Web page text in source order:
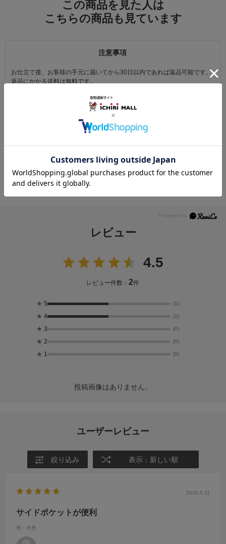
この商品を見た人は
こちらの商品も見ています
注意事項
お仕立て後、お客様の手元に届いてから30日以内であれば返品可能です。
返品にかかる送料は無料です。
・商品到着後31日以上経過した商品
・お客様の元で、傷または破損が生じた商品
・1点あたり20万円以上の商品でお客様の寸法にお仕立て済みの場合
ものではございません。あらかじめご了承ください。
より、指定時間帯にお届けができない場合がございます。
（※上記理由によりご指定の時間帯にお届けができない場合、配送業者か
らお客様へのご連絡はおこなっておりません。）
レビュー
4.5
レビュー件数：2件
★ 5 (1)
★ 4 (1)
★ 3 (0)
★ 2 (0)
★ 1 (0)
投稿画像はありません。
ユーザーレビュー
絞り込み 表示：新しい順
2026.5.11
サイドポケットが便利
色：水色